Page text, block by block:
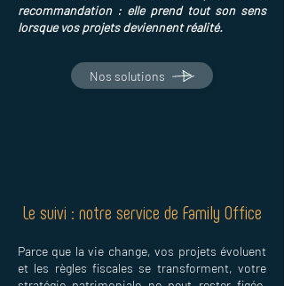
recommandation : elle prend tout son sens
lorsque vos projets deviennent réalité.
Nos solutions
Le suivi : notre service de Family Office
Parce que la vie change, vos projets évoluent
et les règles fiscales se transforment, votre